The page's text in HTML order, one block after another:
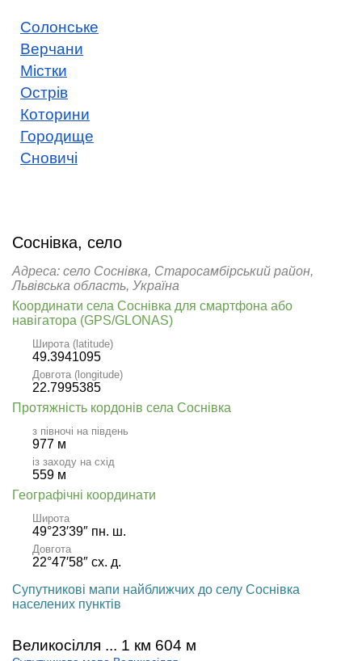
Солонське
Верчани
Містки
Острів
Которини
Городище
Сновичі
Соснівка, село
Адреса: село Соснівка, Старосамбірський район,
Львівська область, Україна
Координати села Соснівка для смартфона або
навігатора (GPS/GLONAS)
Широта (latitude)
49.3941095
Довгота (longitude)
22.7995385
Протяжність кордонів села Соснівка
з півночі на південь
977 м
із заходу на схід
559 м
Географічні координати
Широта
49°23′39″ пн. ш.
Довгота
22°47′58″ сх. д.
Супутникові мапи найближчих до селу Соснівка
населених пунктів
Великосілля ... 1 км 604 м